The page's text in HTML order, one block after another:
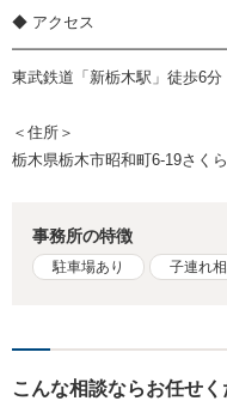
◆ アクセス
東武鉄道「新栃木駅」徒歩6分
＜住所＞
栃木県栃木市昭和町6-19さく
事務所の特徴
駐車場あり 子連れ
こんな相談ならお任せ